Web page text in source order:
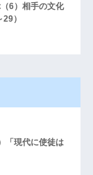
6）相手の文化
）
「現代に使徒は